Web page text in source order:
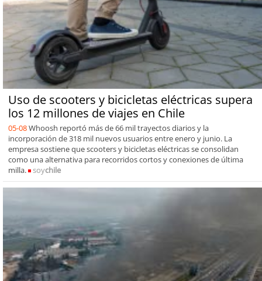
Uso de scooters y bicicletas eléctricas supera
los 12 millones de viajes en Chile
05-08Whoosh reportó más de 66 mil trayectos diarios y la
incorporación de 318 mil nuevos usuarios entre enero y junio. La
empresa sostiene que scooters y bicicletas eléctricas se consolidan
como una alternativa para recorridos cortos y conexiones de última
milla.
soychile